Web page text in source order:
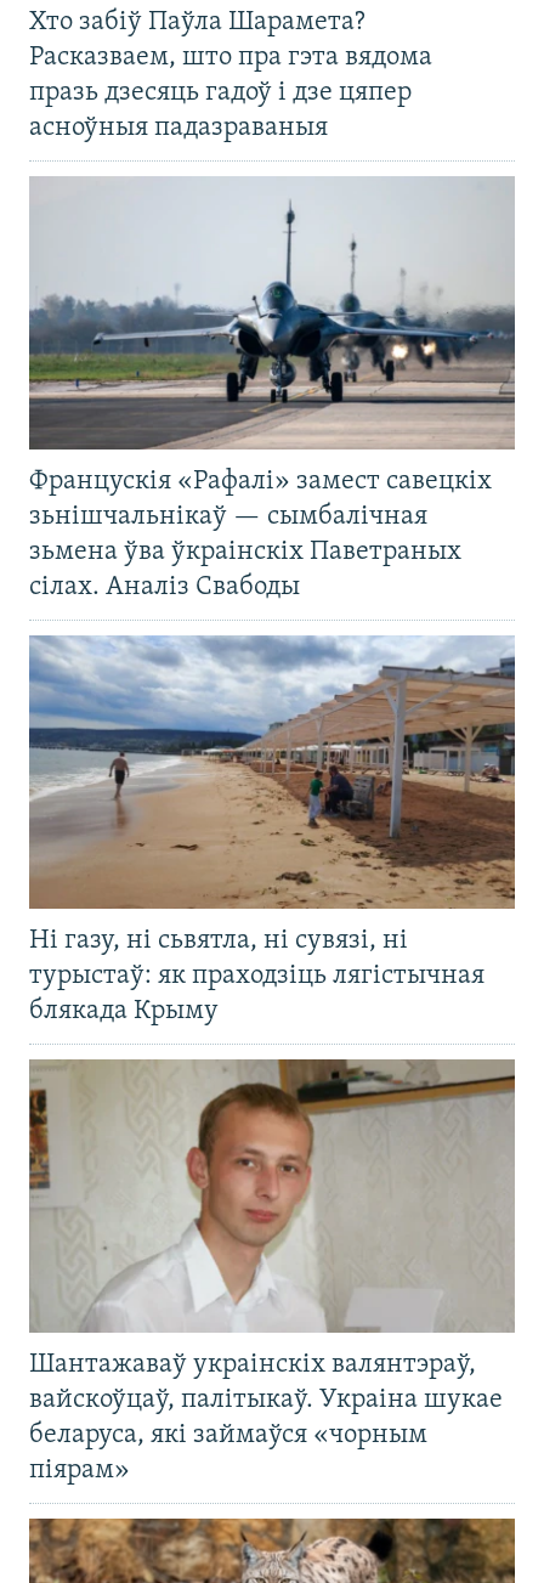
Хто забіў Паўла Шарамета?
Расказваем, што пра гэта вядома
празь дзесяць гадоў і дзе цяпер
асноўныя падазраваныя
Францускія «Рафалі» замест савецкіх
зьнішчальнікаў — сымбалічная
зьмена ўва ўкраінскіх Паветраных
сілах. Аналіз Свабоды
Ні газу, ні сьвятла, ні сувязі, ні
турыстаў: як праходзіць лягістычная
блякада Крыму
Шантажаваў украінскіх валянтэраў,
вайскоўцаў, палітыкаў. Украіна шукае
беларуса, які займаўся «чорным
піярам»